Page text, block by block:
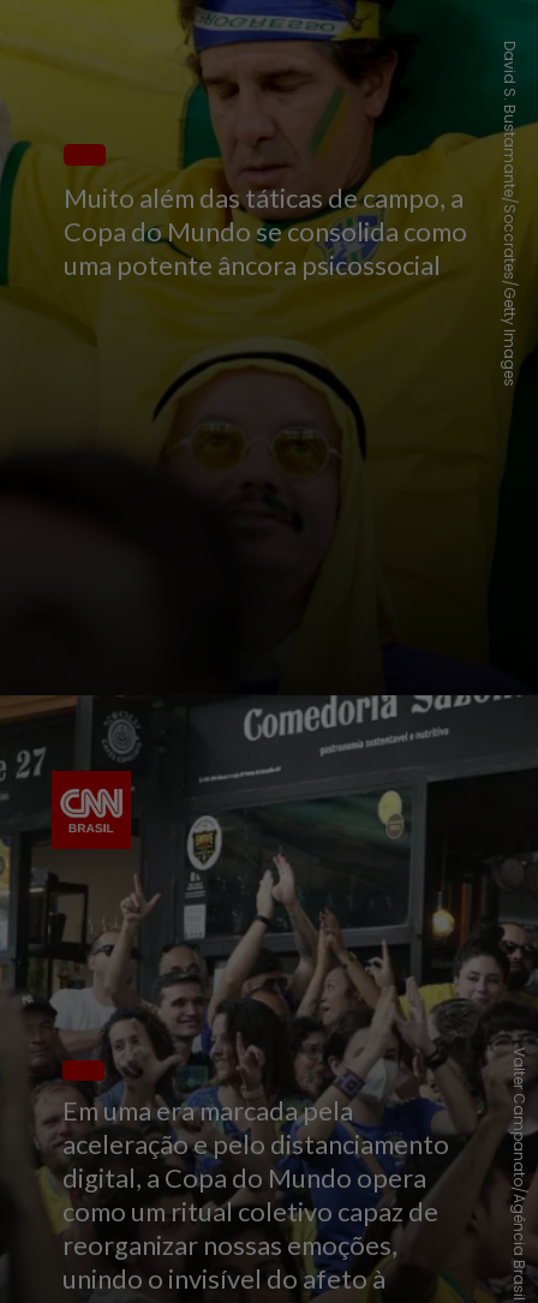
Muito além das táticas de campo, a
Copa do Mundo se consolida como
uma potente âncora psicossocial
David S. Bustamante/Soccrates/Getty Images
Em uma era marcada pela
aceleração e pelo distanciamento
digital, a Copa do Mundo opera
como um ritual coletivo capaz de
reorganizar nossas emoções,
unindo o invisível do afeto à
Valter Campanato/Agência Brasil